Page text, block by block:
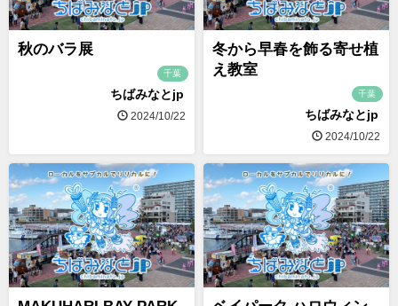
秋のバラ展
千葉
ちばみなとjp
2024/10/22
冬から早春を飾る寄せ植
え教室
千葉
ちばみなとjp
2024/10/22